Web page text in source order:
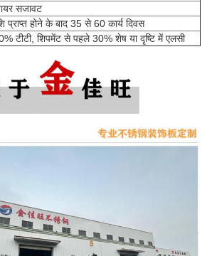
सजावट
प्राप्त होने के बाद 35 से 60 कार्य दिवस
टीटी, शिपमेंट से पहले 30% शेष या दृष्टि में एलसी